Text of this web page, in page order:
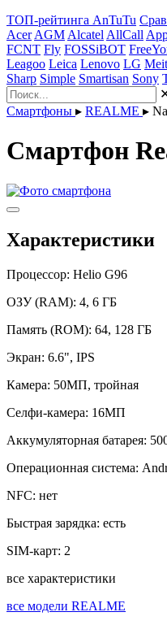
ТОП-рейтинга AnTuTu
Acer AGM Alcatel AllCall
FCNT Fly FOSSiBOT
Leagoo Leica Lenovo LG
Sharp Simple Smartisan Sony
Смартфоны ▸ REALME ▸
Смартфон
Характеристики
Процессор: Helio G96
ОЗУ (RAM): 4, 6 ГБ
Память (ROM): 64, 128 ГБ
Экран: 6.6", IPS
Камера: 50МП, тройная
Селфи-камера: 16МП
Аккумуляторная батарея:
Операционная система:
NFC: нет
Быстрая зарядка: есть
SIM-карт: 2
все характеристики
все модели REALME